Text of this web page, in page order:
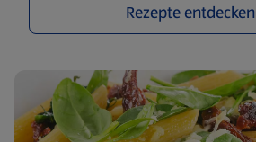
Rezepte entdecken